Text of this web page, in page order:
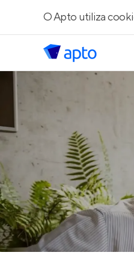
O Apto utiliza